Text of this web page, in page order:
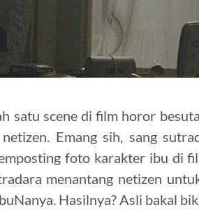
satu scene di film horor
Emang sih, sang
foto karakter ibu di
menantang netizen
Hasilnya? Asli bakal